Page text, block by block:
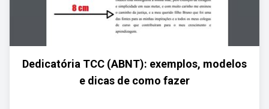
Dedicatória TCC (ABNT): exemplos, modelos
e dicas de como fazer